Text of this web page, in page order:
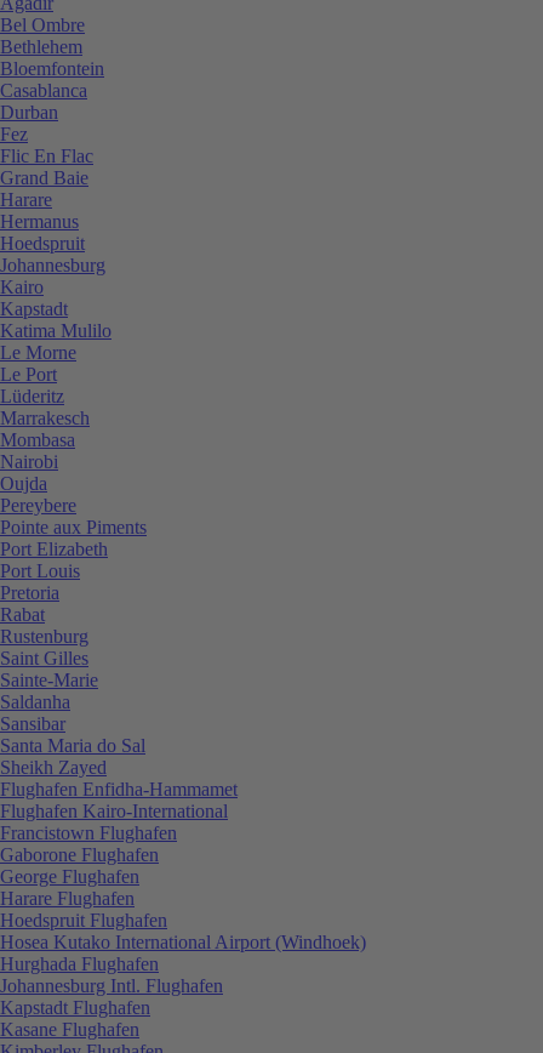
Bel Ombre
Bethlehem
Bloemfontein
Casablanca
Durban
Fez
Flic En Flac
Grand Baie
Harare
Hermanus
Hoedspruit
Johannesburg
Kairo
Kapstadt
Katima Mulilo
Le Morne
Le Port
Lüderitz
Marrakesch
Mombasa
Nairobi
Oujda
Pereybere
Pointe aux Piments
Port Elizabeth
Port Louis
Pretoria
Rabat
Rustenburg
Saint Gilles
Sainte-Marie
Saldanha
Sansibar
Santa Maria do Sal
Sheikh Zayed
Flughafen Enfidha-Hammamet
Flughafen Kairo-International
Francistown Flughafen
Gaborone Flughafen
George Flughafen
Harare Flughafen
Hoedspruit Flughafen
Hosea Kutako International Airport (Windhoek)
Hurghada Flughafen
Johannesburg Intl. Flughafen
Kapstadt Flughafen
Kasane Flughafen